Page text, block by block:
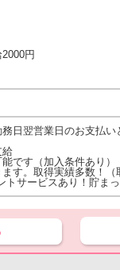
円
日翌営業日のお支払い
給
です（加入条件あり）
す。取得実績多数！（
トサービスあり！貯ま